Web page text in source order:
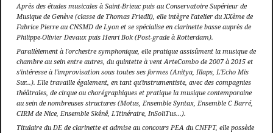
Après des études musicales à Saint-Brieuc puis au Conservatoire Supérieur de
Musique de Genève (classe de Thomas Friedli), elle intègre l'atelier du XXème de
Fabrice Pierre au CNSMD de Lyon et se spécialise en clarinette basse auprès de
Philippe-Olivier Devaux puis Henri Bok (Post-grade à Rotterdam).
Parallèlement à l'orchestre symphonique, elle pratique assisûment la musique de
chambre au sein entre autres, du quintette à vent ArteCombo de 2007 à 2015 et
s'intéresse à l'improvisation sous toutes ses formes (Anitya, Illaps, L'Echo Mis
Sur...). Elle travaille également, en tant qu'instrumentiste, avec des compagnies
théâtrales, de cirque ou chorégraphiques et pratique la musique contemporaine
au sein de nombreuses structures (Motus, Ensemble Syntax, Ensemble C Barré,
CIRM de Nice, Ensemble Skênê, L'Itinéraire, InSoliTus...).
Titulaire du DE de clarinette et admise au concours PEA du CNFPT, elle possède